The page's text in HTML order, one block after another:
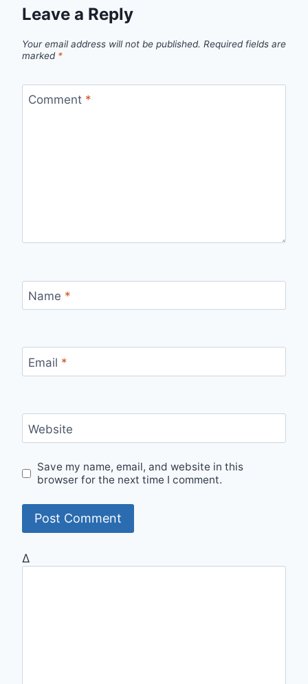
Leave a Reply
Your email address will not be published. Required fields are
marked *
Comment *
Name *
Email *
Website
Save my name, email, and website in this
browser for the next time I comment.
Δ